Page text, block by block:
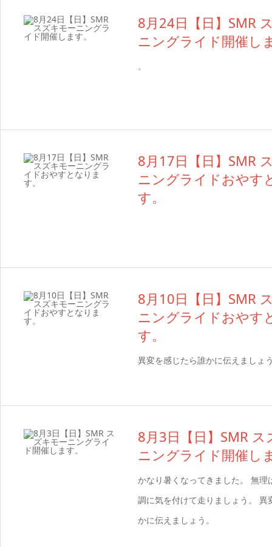
8月24日【日】SMR
ニングライド開催し
。
8月17日【日】SMR
ニングライドおやす
す。
8月10日【日】SMR
ニングライドおやす
す。
異変を感じたら誰かに伝えましょ
8月3日【日】SMR ス
ニングライド開催し
かなり暑くなってきました。 無理
調に気を付けて走りましょう。 異
かに伝えましょう。